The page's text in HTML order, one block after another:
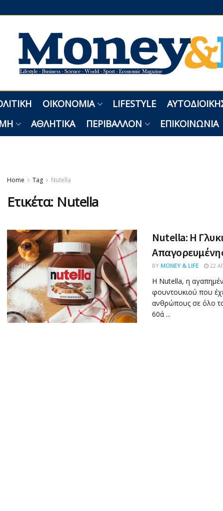
ΟΙΚΟΝΟΜΊΑ LIFESTYLE
ΑΘΛΗΤΙΚΆ ΠΕΡΙΒΆΛΛΟΝ ΕΠΙΚΟΙΝΩΝΊΑ
Home Tag Nutella
Ετικέτα: Nutella
Nutella: Η
BY MONEY & LIFE 22
Η Nutella, η
φουντουκιού που
ανθρώπους σε όλο
60ά ...